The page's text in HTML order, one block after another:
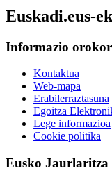
Euskadi.eus-
Informazio
Kontaktua
Web-mapa
Erabilerraztasuna
Egoitza
Lege informazioa
Cookie politika
Eusko Jaurlaritza